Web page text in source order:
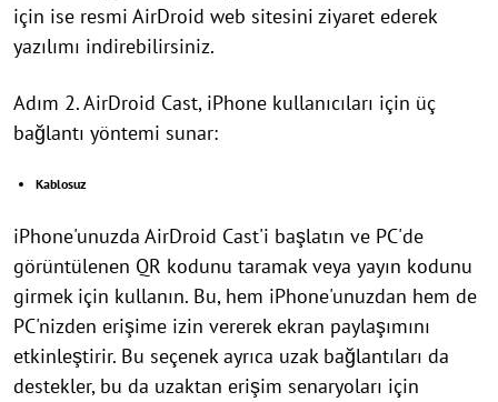
için ise resmi AirDroid web sitesini ziyaret ederek
yazılımı indirebilirsiniz.
Adım 2. AirDroid Cast, iPhone kullanıcıları için üç
bağlantı yöntemi sunar:
Kablosuz
iPhone'unuzda AirDroid Cast'i başlatın ve PC'de
görüntülenen QR kodunu taramak veya yayın kodunu
girmek için kullanın. Bu, hem iPhone'unuzdan hem de
PC'nizden erişime izin vererek ekran paylaşımını
etkinleştirir. Bu seçenek ayrıca uzak bağlantıları da
destekler, bu da uzaktan erişim senaryoları için